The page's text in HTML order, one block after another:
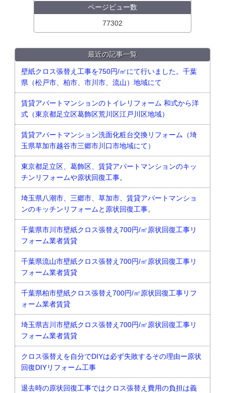
ページビュー数
77302
最近の記事一覧
壁紙クロス張替え工事を750円/㎡にて行いました。千葉
県（松戸市、柏市、市川市、流山）地域にて
賃貸アパートマンションのトイレリフォーム 和式から洋
式（東京都足立区葛飾区荒川区江戸川区地域）
賃貸アパートマンション洗面化粧台交換リフォーム（埼
玉県草加市越谷市三郷市川口市地域にて）
東京都足立区、葛飾区、賃貸アパートマンションのキッ
チンリフォームや原状回復工事。
埼玉県八潮市、三郷市、草加市、賃貸アパートマンショ
ンのキッチンリフォームと原状回復工事。
千葉県市川市壁紙クロス張替え700円/㎡原状回復工事リ
フォーム業者賃貸
千葉県流山市壁紙クロス張替え700円/㎡原状回復工事リ
フォーム業者賃貸
千葉県柏市壁紙クロス張替え700円/㎡原状回復工事リフ
ォーム業者賃貸
埼玉県吉川市壁紙クロス張替え700円/㎡原状回復工事リ
フォーム業者賃貸
クロス張替えを自分でDIYは必ず失敗するその理由ー原状
回復DIYリフォーム工事
退去時の原状回復工事ではクロス張替え費用の負担は義